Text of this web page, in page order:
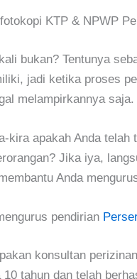
KTP & NPWP
bukan? Tentunya
jadi ketika proses
melampirkannya saja.
kira apakah Anda
Jika iya,
Anda
pendirian
konsultan
10 tahun dan telah